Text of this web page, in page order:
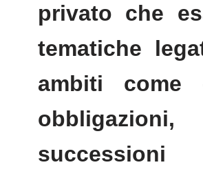
privato che
tematiche
ambiti come
obbligazioni,